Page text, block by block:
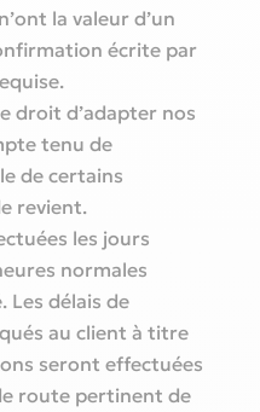
la valeur d’un
écrite par
droit d’adapter nos
tenu de
de certains
revient.
les jours
normales
Les délais de
au client à titre
seront effectuées
route pertinent de